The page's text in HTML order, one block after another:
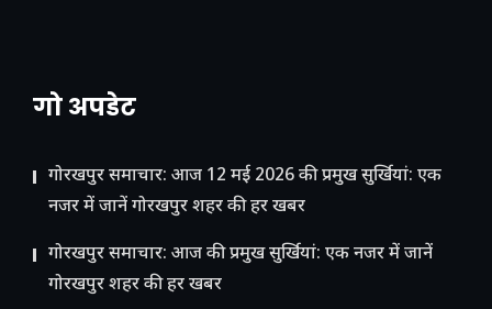
गो अपडेट
गोरखपुर समाचार: आज 12 मई 2026 की प्रमुख सुर्खियां: एक
नजर में जानें गोरखपुर शहर की हर खबर
गोरखपुर समाचार: आज की प्रमुख सुर्खियां: एक नजर में जानें
गोरखपुर शहर की हर खबर